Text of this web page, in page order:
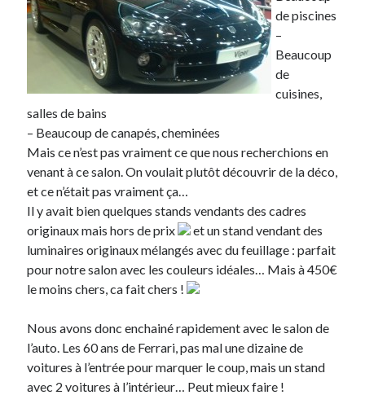
de piscines
–
Beaucoup
de
cuisines,
salles de bains
– Beaucoup de canapés, cheminées
Mais ce n’est pas vraiment ce que nous recherchions en
venant à ce salon. On voulait plutôt découvrir de la déco,
et ce n’était pas vraiment ça…
Il y avait bien quelques stands vendants des cadres
originaux mais hors de prix
et un stand vendant des
luminaires originaux mélangés avec du feuillage : parfait
pour notre salon avec les couleurs idéales… Mais à 450€
le moins chers, ca fait chers !
Nous avons donc enchainé rapidement avec le salon de
l’auto. Les 60 ans de Ferrari, pas mal une dizaine de
voitures à l’entrée pour marquer le coup, mais un stand
avec 2 voitures à l’intérieur… Peut mieux faire !